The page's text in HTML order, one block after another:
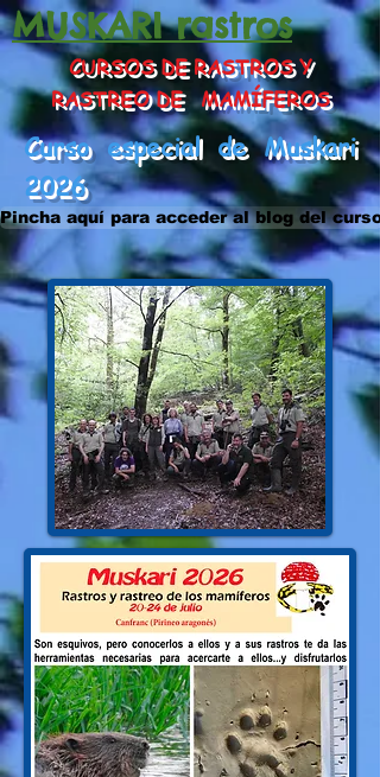
MUSKARI rastros
CURSOS DE RASTROS Y
RASTREO DE MAMÍFEROS
Curso especial de Muskari
2026
Pincha aquí para acceder al blog del curso